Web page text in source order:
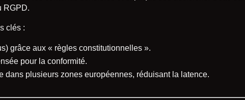
RGPD.
clés :
grâce aux « règles constitutionnelles ».
pour la conformité.
dans plusieurs zones européennes, réduisant la latence.